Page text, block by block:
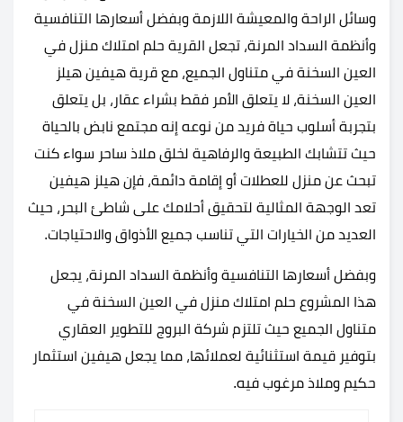
وسائل الراحة والمعيشة اللازمة وبفضل أسعارها التنافسية
وأنظمة السداد المرنة، تجعل القرية حلم امتلاك منزل في
العين السخنة في متناول الجميع، مع قرية هيفين هيلز
العين السخنة، لا يتعلق الأمر فقط بشراء عقار، بل يتعلق
بتجربة أسلوب حياة فريد من نوعه إنه مجتمع نابض بالحياة
حيث تتشابك الطبيعة والرفاهية لخلق ملاذ ساحر سواء كنت
تبحث عن منزل للعطلات أو إقامة دائمة، فإن هيلز هيفين
تعد الوجهة المثالية لتحقيق أحلامك على شاطئ البحر، حيث
العديد من الخيارات التي تناسب جميع الأذواق والاحتياجات.
وبفضل أسعارها التنافسية وأنظمة السداد المرنة، يجعل
هذا المشروع حلم امتلاك منزل في العين السخنة في
متناول الجميع حيث تلتزم شركة البروج للتطوير العقاري
بتوفير قيمة استثنائية لعملائها، مما يجعل هيفين استثمار
حكيم وملاذ مرغوب فيه.